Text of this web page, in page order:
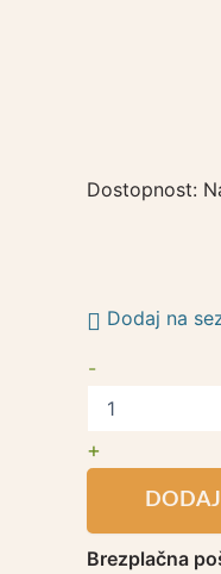
Dostopnost:
Dodaj na
-
+
Brezplačna